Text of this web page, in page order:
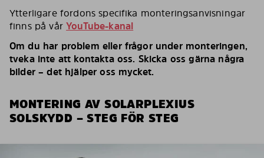
Ytterligare fordons specifika monteringsanvisningar
finns på vårYouTube-kanal
Om du har problem eller frågor under monteringen,
tveka inte att kontakta oss. Skicka oss gärna några
bilder – det hjälper oss mycket.
MONTERING AV SOLARPLEXIUS
SOLSKYDD – STEG FÖR STEG